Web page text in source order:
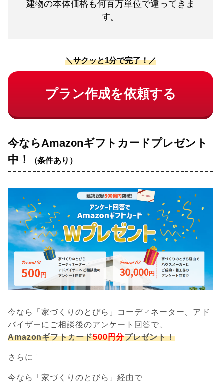
建物の本体価格も何百万単位で違ってきま
す。
＼サクッと1分で完了！／
プラン作成を依頼する
今ならAmazonギフトカードプレゼント
中！
（条件あり）
今なら「家づくりのとびら」コーディネーター、アド
バイザーにご相談後のアンケート回答で、
Amazonギフトカード500円分プレゼント！
さらに！
今なら「家づくりのとびら」経由で